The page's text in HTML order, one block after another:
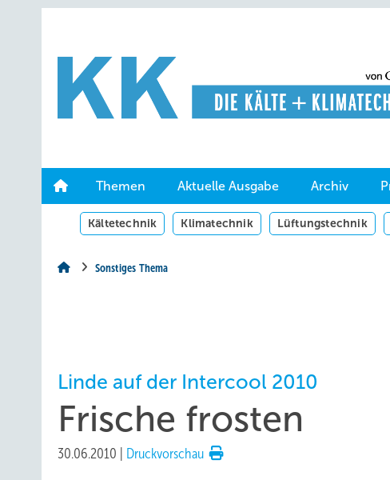
Hauptinhalt
Hauptmenü
Themen Aktuelle Ausgabe Archiv
Kältetechnik Klimatechnik Lüftungstechnik
Sonstiges Thema
Linde auf der Intercool 2010
Frische frosten
30.06.2010 Druckvorschau